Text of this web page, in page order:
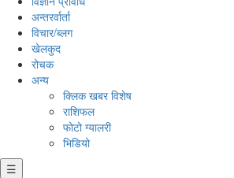
अन्तरर्वार्ता
विचार/ब्लग
खेलकुद
रोचक
अन्य
क्लिक खबर विशेष
राशिफल
फोटो ग्यालरी
भिडियो
☰